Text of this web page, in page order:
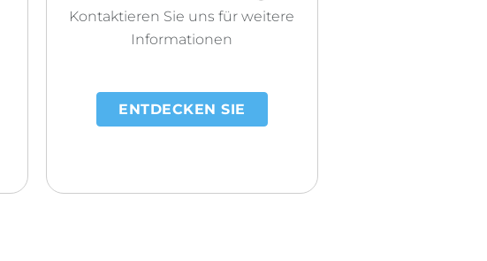
Kontaktieren Sie uns für weitere
Informationen
ENTDECKEN SIE